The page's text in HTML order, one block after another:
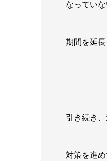
なってい
期間を延長
引き続き
対策を進め